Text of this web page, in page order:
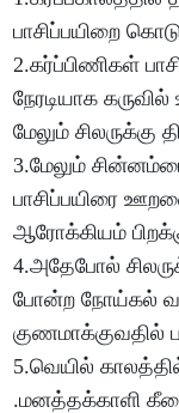
பாசிப்பயிறை
2.கர்ப்பிணிகள்
நேரடியாக
மேலும்
3.மேலும்
பாசிப்பயிரை
ஆரோக்கியம்
4.அதேபோல்
போன்ற நோய்கல்
குணமாக்குவதில்
5.வெயில்
.மனத்தக்காளி